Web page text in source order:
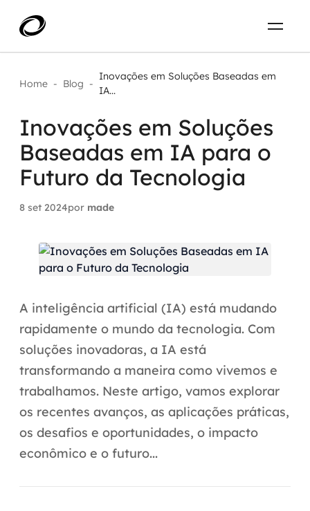
Aplicar IA com impacto real
AI / Machine Learning
IA Generativa
Agentes de IA
Aceleradores de IA
Automação inteligente
Integração de IA
RPA e hiperautomação
AI Day
Transformar dados em decisão
Projetos
Carreira
Home - Blog -
Inovações em Soluções Baseadas em
IA...
Inovações em Soluções
Baseadas em IA para o
Futuro da Tecnologia
8 set 2024por made
A inteligência artificial (IA) está mudando
rapidamente o mundo da tecnologia. Com
soluções inovadoras, a IA está
transformando a maneira como vivemos e
trabalhamos. Neste artigo, vamos explorar
os recentes avanços, as aplicações práticas,
os desafios e oportunidades, o impacto
econômico e o futuro...